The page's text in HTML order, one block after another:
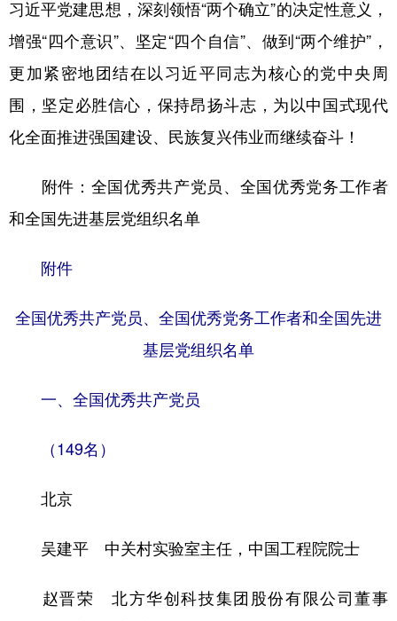
习近平党建思想，深刻领悟“两个确立”的决定性意义，
增强“四个意识”、坚定“四个自信”、做到“两个维护”，
更加紧密地团结在以习近平同志为核心的党中央周
围，坚定必胜信心，保持昂扬斗志，为以中国式现代
化全面推进强国建设、民族复兴伟业而继续奋斗！
附件：全国优秀共产党员、全国优秀党务工作者
和全国先进基层党组织名单
附件
全国优秀共产党员、全国优秀党务工作者和全国先进
基层党组织名单
一、全国优秀共产党员
（149名）
北京
吴建平 中关村实验室主任，中国工程院院士
赵晋荣 北方华创科技集团股份有限公司董事